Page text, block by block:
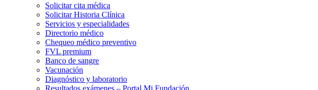
Solicitar cita médica
Solicitar Historia Clínica
Servicios y especialidades
Directorio médico
Chequeo médico preventivo
FVL premium
Banco de sangre
Vacunación
Diagnóstico y laboratorio
Resultados exámenes – Portal Mi Fundación